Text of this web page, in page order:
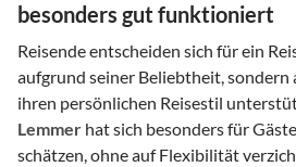
besonders gut funktioniert
Reisende entscheiden sich für ein
aufgrund seiner Beliebtheit, sondern
ihren persönlichen Reisestil
Lemmer hat sich besonders für
schätzen, ohne auf Flexibilität